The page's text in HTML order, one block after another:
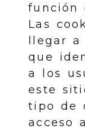
función
Las
llegar a
que
a los
este
tipo de
acceso